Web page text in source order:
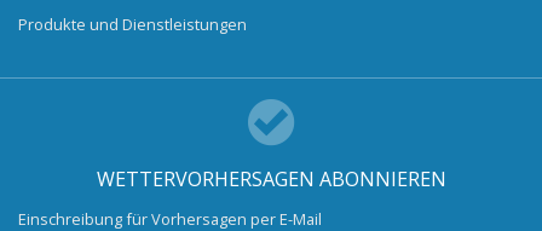
Produkte und Dienstleistungen
WETTERVORHERSAGEN ABONNIEREN
Einschreibung für Vorhersagen per E-Mail